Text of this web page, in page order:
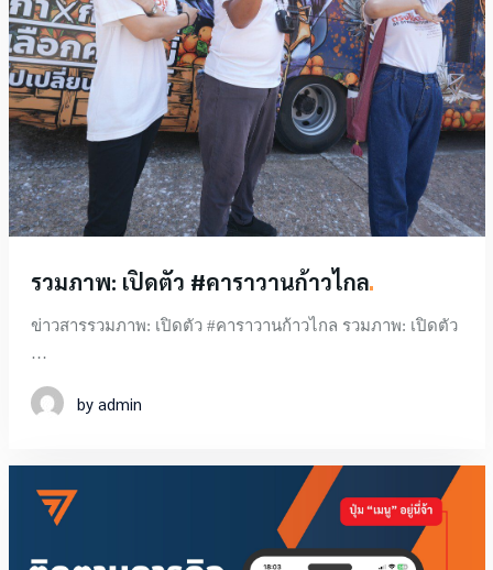
รวมภาพ: เปิดตัว #คาราวานก้าวไกล
ข่าวสารรวมภาพ: เปิดตัว #คาราวานก้าวไกล รวมภาพ: เปิดตัว
…
by admin